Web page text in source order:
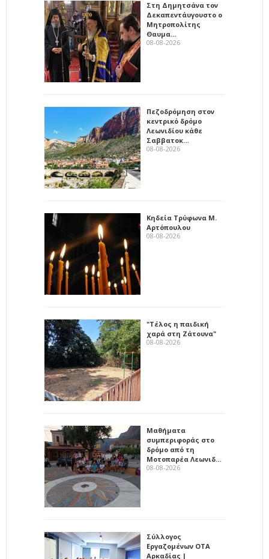
Στη Δημητσάνα τον
Δεκαπεντάυγουστο ο
Μητροπολίτης
Θαυμα…
08-08-2026
Πεζοδρόμηση στον
κεντρικό δρόμο
Λεωνιδίου κάθε
Σαββατοκ…
08-08-2026
Κηδεία Τρύφωνα Μ.
Αρτόπουλου
08-08-2026
"Τέλος η παιδική
χαρά στη Ζάτουνα"
08-08-2026
Μαθήματα
συμπεριφοράς στο
δρόμο από τη
Μοτοπαρέα Λεωνιδ…
08-08-2026
Σύλλογος
Εργαζομένων ΟΤΑ
Αρκαδίας |